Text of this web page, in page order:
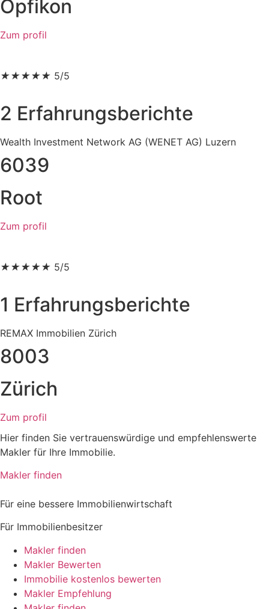
Opfikon
Zum profil
★★★★★ 5/5
2 Erfahrungsberichte
Wealth Investment Network AG (WENET AG) Luzern
6039
Root
Zum profil
★★★★★ 5/5
1 Erfahrungsberichte
REMAX Immobilien Zürich
8003
Zürich
Zum profil
Hier finden Sie vertrauenswürdige und empfehlenswerte
Makler für Ihre Immobilie.
Makler finden
Für eine bessere Immobilienwirtschaft
Für Immobilienbesitzer
Makler finden
Makler Bewerten
Immobilie kostenlos bewerten
Makler Empfehlung